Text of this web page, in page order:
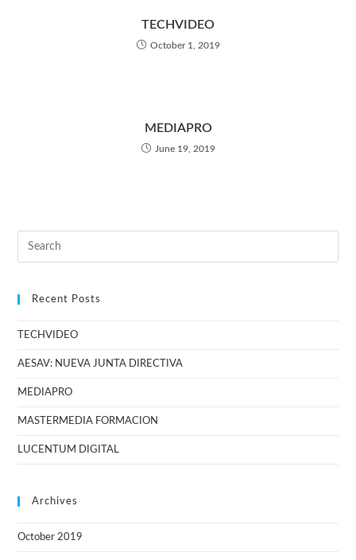
TECHVIDEO
October 1, 2019
MEDIAPRO
June 19, 2019
Recent Posts
TECHVIDEO
AESAV: NUEVA JUNTA DIRECTIVA
MEDIAPRO
MASTERMEDIA FORMACION
LUCENTUM DIGITAL
Archives
October 2019